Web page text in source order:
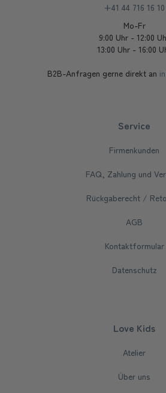
+41 44 716 16 10
Mo-Fr
9:00 Uhr - 12:00
13:00 Uhr - 16:00
B2B-Anfragen gerne direkt an
Service
Firmenkunden
FAQ, Zahlung und
Rückgaberecht /
AGB
Kontaktformular
Datenschutz
Love Kids
Atelier
Über uns